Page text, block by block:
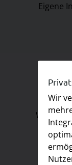
Eigene
Besser
Wir